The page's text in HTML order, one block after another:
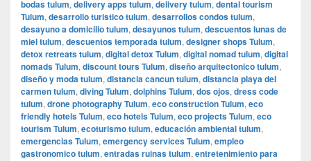
bodas tulum, delivery apps tulum, delivery tulum, dental tourism
Tulum, desarrollo turistico tulum, desarrollos condos tulum,
desayuno a domicilio tulum, desayunos tulum, descuentos lunas de
miel tulum, descuentos temporada tulum, designer shops Tulum,
detox retreats tulum, digital detox Tulum, digital nomad tulum, digital
nomads Tulum, discount tours Tulum, diseño arquitectonico tulum,
diseño y moda tulum, distancia cancun tulum, distancia playa del
carmen tulum, diving Tulum, dolphins Tulum, dos ojos, dress code
tulum, drone photography Tulum, eco construction Tulum, eco
friendly hotels Tulum, eco hotels Tulum, eco projects Tulum, eco
tourism Tulum, ecoturismo tulum, educación ambiental tulum,
emergencias Tulum, emergency services Tulum, empleo
gastronomico tulum, entradas ruinas tulum, entretenimiento para